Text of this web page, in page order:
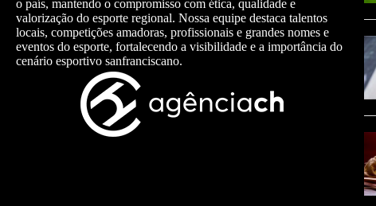
o país, mantendo o compromisso com ética, qualidade e
valorização do esporte regional. Nossa equipe destaca talentos
locais, competições amadoras, profissionais e grandes nomes e
eventos do esporte, fortalecendo a visibilidade e a importância do
cenário esportivo sanfranciscano.